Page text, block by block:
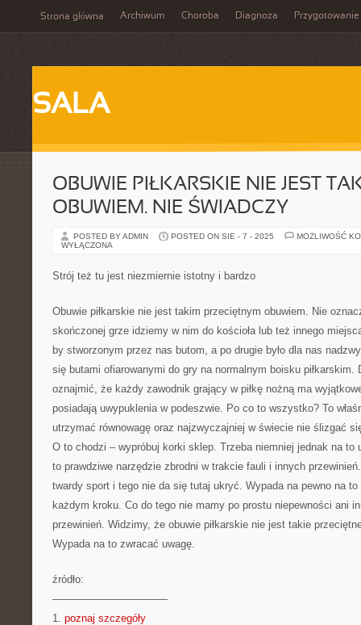
Strona główna Archiwum Choroba Diagnoza Przygotowanie
SALA
OBUWIE PIŁKARSKIE NIE JEST
OBUWIEM. NIE ŚWIADCZY
POSTED BY ADMIN POSTED ON SIE - 7 - 2025
MOŻLIWOŚĆ
WYŁĄCZONA
Strój też tu jest niezmiernie istotny i bardzo
Obuwie piłkarskie nie jest takim przeciętnym obuwiem. Nie
skończonej grze idziemy w nim do kościoła lub też innego
by stworzonym przez nas butom, a po drugie było dla nas
się butami ofiarowanymi do gry na normalnym boisku piłkarskim.
oznajmić, że każdy zawodnik grający w piłkę nożną ma
posiadają uwypuklenia w podeszwie. Po co to wszystko? To
utrzymać równowagę oraz najzwyczajniej w świecie nie ślizgać
O to chodzi – wypróbuj korki sklep. Trzeba niemniej jednak na to
to prawdziwe narzędzie zbrodni w trakcie fauli i innych
twardy sport i tego nie da się tutaj ukryć. Wypada na pewno na
każdym kroku. Co do tego nie mamy po prostu niepewności ani
przewinień. Widzimy, że obuwie piłkarskie nie jest takie
Wypada na to zwracać uwagę.
źródło:
———————————
1. poznaj szczegóły